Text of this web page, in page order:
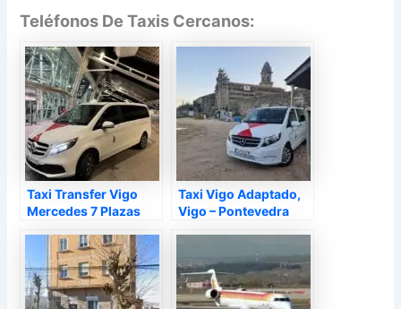
Teléfonos De Taxis Cercanos:
Taxi Transfer Vigo
Mercedes 7 Plazas
Vigo – Pontevedra
Taxi Vigo Adaptado,
Vigo – Pontevedra